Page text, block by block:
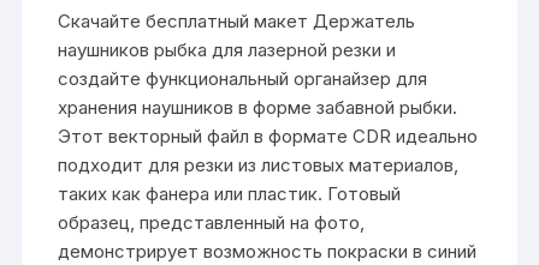
Скачайте бесплатный макет Держатель
наушников рыбка для лазерной резки и
создайте функциональный органайзер для
хранения наушников в форме забавной рыбки.
Этот векторный файл в формате CDR идеально
подходит для резки из листовых материалов,
таких как фанера или пластик. Готовый
образец, представленный на фото,
демонстрирует возможность покраски в синий